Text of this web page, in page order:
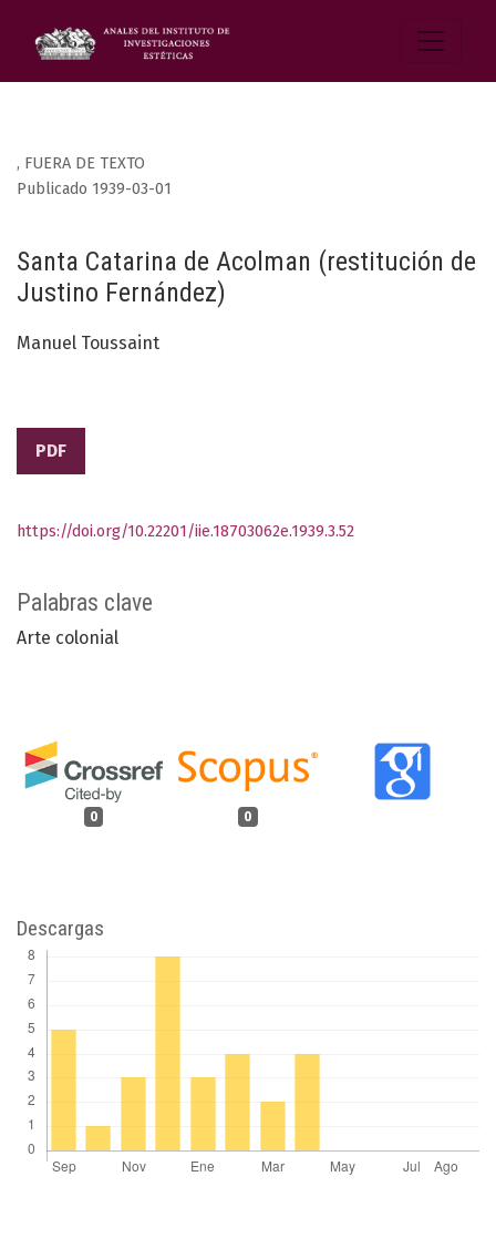
, FUERA DE TEXTO
Santa Catarina de Acolman (restitución de
Justino Fernández)
Publicado 1939-03-01
Manuel Toussaint
PDF
Palabras clave
Arte colonial
0 0
https://doi.org/10.22201/iie.18703062e.1939.3.52
Descargas